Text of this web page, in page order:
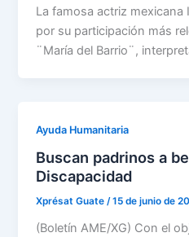
La famosa actriz
por su participación más
¨María del Barrio¨,
Ayuda Humanitaria
Buscan padrinos a
Discapacidad
Xprésat Guate/15 de junio de
(Boletín AME/XG) Con el